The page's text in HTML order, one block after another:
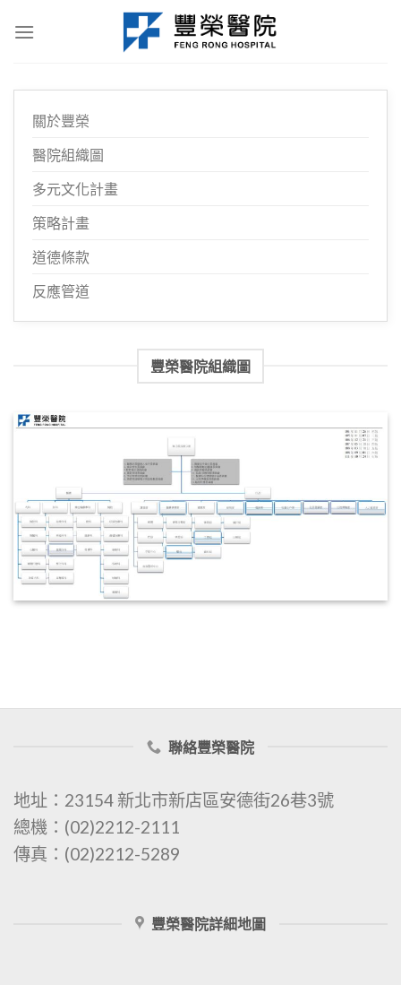
關於豐榮
醫院組織圖
多元文化計畫
策略計畫
道德條款
反應管道
豐榮醫院組織圖
聯絡豐榮醫院
地址：23154 新北市新店區安德街26巷3號
總機：(02)2212-2111
傳真：(02)2212-5289
豐榮醫院詳細地圖